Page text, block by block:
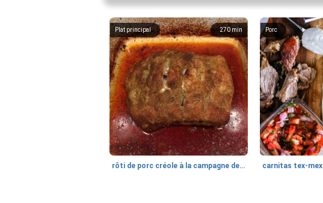
270 min
Plat principal
rôti de porc créole à la campagne de cindy
Porc
carnitas tex-mex